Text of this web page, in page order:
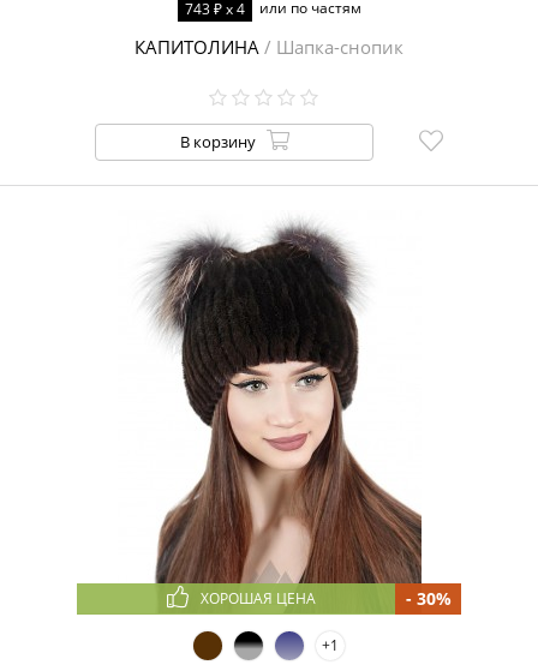
743 ₽ x 4 или по частям
КАПИТОЛИНА / Шапка-снопик
В корзину
ХОРОШАЯ ЦЕНА
+1
- 30%